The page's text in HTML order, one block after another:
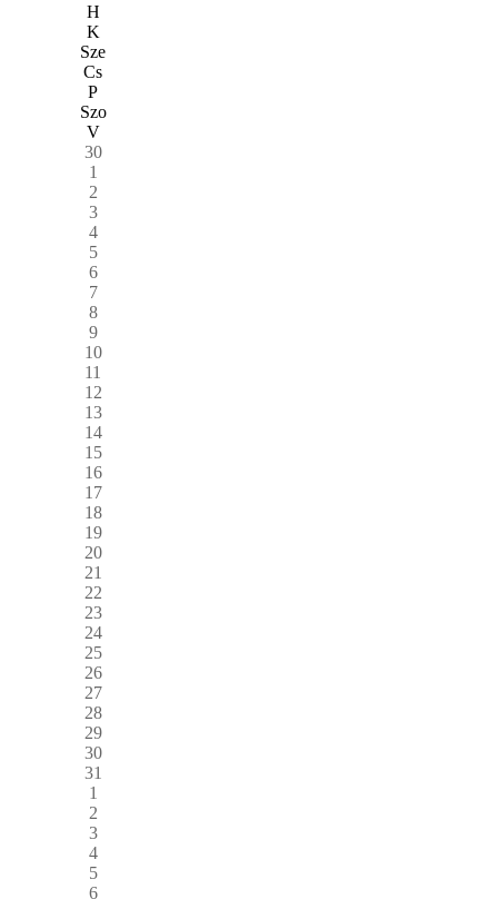
H
K
Sze
Cs
P
Szo
V
30
1
2
3
4
5
6
7
8
9
10
11
12
13
14
15
16
17
18
19
20
21
22
23
24
25
26
27
28
29
30
31
1
2
3
4
5
6